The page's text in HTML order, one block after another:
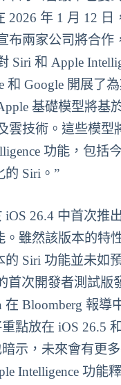
2026 年 1 月 12 日
布兩家公司將合作
Siri 和 Apple
和 Google 開展了
基礎模型將基
雲技術。這些模型
功能，包括
的 Siri。”
iOS 26.4 中首次推
。雖然該版本的特
的 Siri 功能並未如
首次開發者測試版
在 Bloomberg 報導
點放在 iOS 26.5
暗示，未來會有更
Intelligence 功能